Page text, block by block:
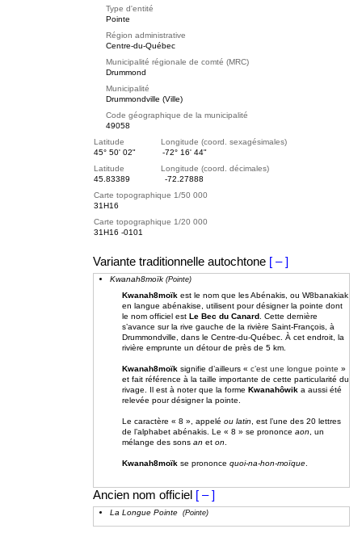
Type d'entité
Pointe
Région administrative
Centre-du-Québec
Municipalité régionale de comté (MRC)
Drummond
Municipalité
Drummondville (Ville)
Code géographique de la municipalité
49058
Latitude Longitude (coord. sexagésimales)
45° 50' 02"
-72° 16' 44"
Latitude Longitude (coord. décimales)
45.83389
-72.27888
Carte topographique 1/50 000
31H16
Carte topographique 1/20 000
31H16 -0101
Variante traditionnelle autochtone [ – ]
Kwanah8moïk (Pointe)
Kwanah8moïk est le nom que les Abénakis, ou W8banakiak
en langue abénakise, utilisent pour désigner la pointe dont
le nom officiel est Le Bec du Canard . Cette dernière
s’avance sur la rive gauche de la rivière Saint-François, à
Drummondville, dans le Centre-du-Québec. À cet endroit, la
rivière emprunte un détour de près de 5 km.
Kwanah8moïk signifie d’ailleurs « c’est une longue pointe »
et fait référence à la taille importante de cette particularité du
rivage. Il est à noter que la forme Kwanahôwik a aussi été
relevée pour désigner la pointe.
Le caractère « 8 », appelé ou latin , est l’une des 20 lettres
de l’alphabet abénakis. Le « 8 » se prononce aon , un
mélange des sons an et on
Kwanah8moïk se prononce quoi-na-hon-moïque
Ancien nom officiel [ – ]
La Longue Pointe (Pointe)